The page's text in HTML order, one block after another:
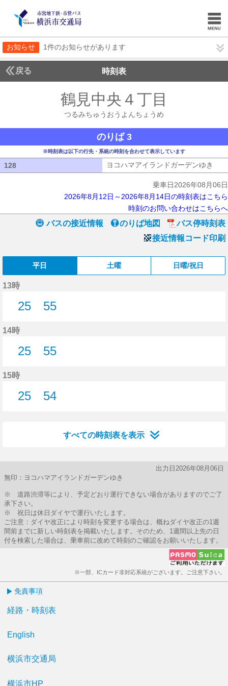
お知らせ 1件のお知らせがあります
戻る 時刻表
鶴見中央４丁目
つるみちゅうおうよんちょうめ
のりば 3
※時刻表は以下の行先・系統の時刻を合わせて表示しています
128 ヨコハマアイランドガーデンゆき
乗車日2026年08月06日
2026年8月12日～2026年8月14日の時刻表はこちら
時刻のお問い合わせはこちらへ
バスの接近情報 のりば地図
バス停時刻表
接近情報コード印刷
平日 土曜 日曜/祝日
13時
25
55
14時
25
55
15時
25
54
すべての時刻表を表示
出力日2026年08月06日
無印：ヨコハマアイランドガーデンゆき
※ 道路渋滞等により、予定どおり運行できない場合がありますのでご了
承下さい。
※ 祝日は休日ダイヤで運行いたします。
ご注意：ダイヤ改正により時刻を変更する場合は、概ねダイヤ改正の1週
間前までに新しい時刻表を掲載いたします。そのため、1週間以上先の日
付を検索した場合は、乗車前に改めて時刻のご確認をお願いいたします。
※一部、ICカード非対応系統がございます。ご注意下さい。
免責事項
経路・時刻表
English
横浜市交通局
横浜市HP